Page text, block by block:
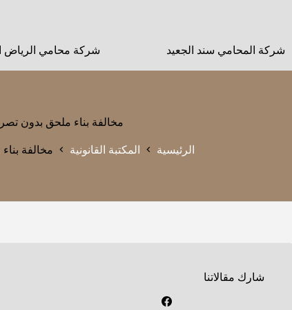
شركة المحامي سند الجعيد شركة محامي الرياض
مخالفة بناء ملحق بدون
الرئيسية المكتبة القانونية مخالفة
شارك مقالاتنا